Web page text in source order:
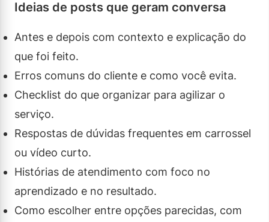
Ideias de posts que geram conversa
Antes e depois com contexto e explicação do
que foi feito.
Erros comuns do cliente e como você evita.
Checklist do que organizar para agilizar o
serviço.
Respostas de dúvidas frequentes em carrossel
ou vídeo curto.
Histórias de atendimento com foco no
aprendizado e no resultado.
Como escolher entre opções parecidas, com